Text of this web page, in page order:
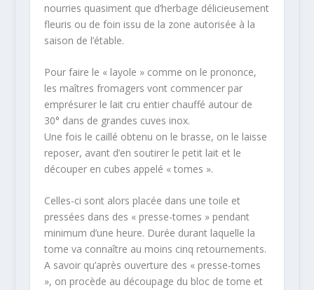
nourries quasiment que d’herbage délicieusement
fleuris ou de foin issu de la zone autorisée à la
saison de l’étable.
Pour faire le « layole » comme on le prononce,
les maîtres fromagers vont commencer par
emprésurer le lait cru entier chauffé autour de
30° dans de grandes cuves inox.
Une fois le caillé obtenu on le brasse, on le laisse
reposer, avant d’en soutirer le petit lait et le
découper en cubes appelé « tomes ».
Celles-ci sont alors placée dans une toile et
pressées dans des « presse-tomes » pendant
minimum d’une heure. Durée durant laquelle la
tome va connaître au moins cinq retournements.
A savoir qu’après ouverture des « presse-tomes
», on procède au découpage du bloc de tome et